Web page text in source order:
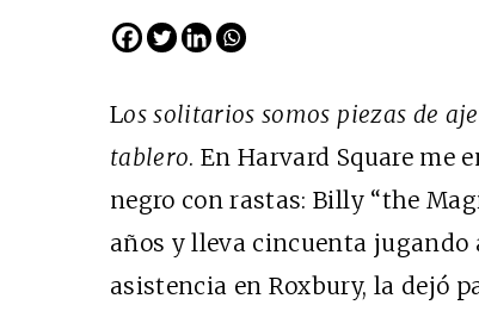
Los solitarios somos piezas de
tablero. En Harvard Square me
negro con rastas: Billy “the
años y lleva cincuenta jugando
asistencia en Roxbury, la dejó